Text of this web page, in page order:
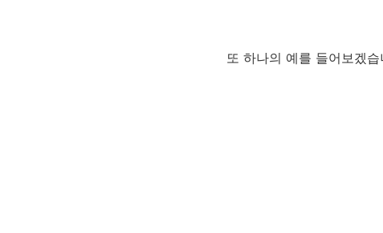
또 하나의 예를 들어보겠습